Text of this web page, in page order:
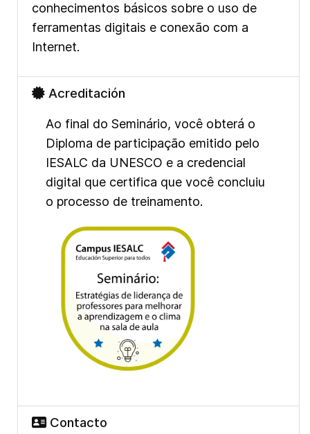
conhecimentos básicos sobre o uso de
ferramentas digitais e conexão com a
Internet.
Acreditación
Ao final do Seminário, você obterá o
Diploma de participação emitido pelo
IESALC da UNESCO e a credencial
digital que certifica que você concluiu
o processo de treinamento.
Contacto